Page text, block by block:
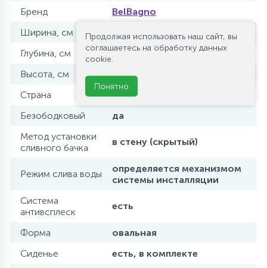
Бренд
BelBagno
Ширина, см
36
Глубина, см
52
Высота, см
35
Страна
Италия - Китай
Безободковый
да
Метод установки
сливного бачка
в стену (скрытый)
Режим слива воды
определяется механизмом
системы инсталляции
Система
антивсплеск
есть
Форма
овальная
Сиденье
есть, в комплекте
Продолжая использовать наш сайт, вы
соглашаетесь на обработку данных
cookie.
Понятно